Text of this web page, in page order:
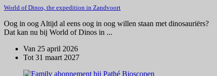
World of Dinos, the expedition in Zandvoort
Oog in oog Altijd al eens oog in oog willen staan met dinosauriërs?
Dat kan nu bij World of Dinos in ...
Van 25 april 2026
Tot 31 maart 2027